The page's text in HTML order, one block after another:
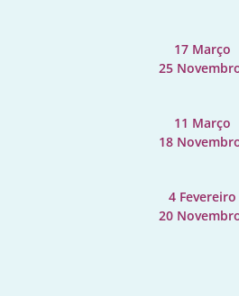
17 Março
25
11 Março
18
4 Fevereiro
20